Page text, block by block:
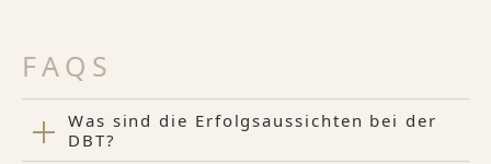
FAQS
Was sind die Erfolgsaussichten bei der
DBT?